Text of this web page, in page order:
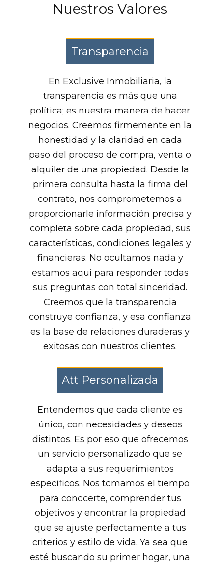
Nuestros Valores
Transparencia
En Exclusive Inmobiliaria, la
transparencia es más que una
política; es nuestra manera de hacer
negocios. Creemos firmemente en la
honestidad y la claridad en cada
paso del proceso de compra, venta o
alquiler de una propiedad. Desde la
primera consulta hasta la firma del
contrato, nos comprometemos a
proporcionarle información precisa y
completa sobre cada propiedad, sus
características, condiciones legales y
financieras. No ocultamos nada y
estamos aquí para responder todas
sus preguntas con total sinceridad.
Creemos que la transparencia
construye confianza, y esa confianza
es la base de relaciones duraderas y
exitosas con nuestros clientes.
Att Personalizada
Entendemos que cada cliente es
único, con necesidades y deseos
distintos. Es por eso que ofrecemos
un servicio personalizado que se
adapta a sus requerimientos
específicos. Nos tomamos el tiempo
para conocerte, comprender tus
objetivos y encontrar la propiedad
que se ajuste perfectamente a tus
criterios y estilo de vida. Ya sea que
esté buscando su primer hogar, una